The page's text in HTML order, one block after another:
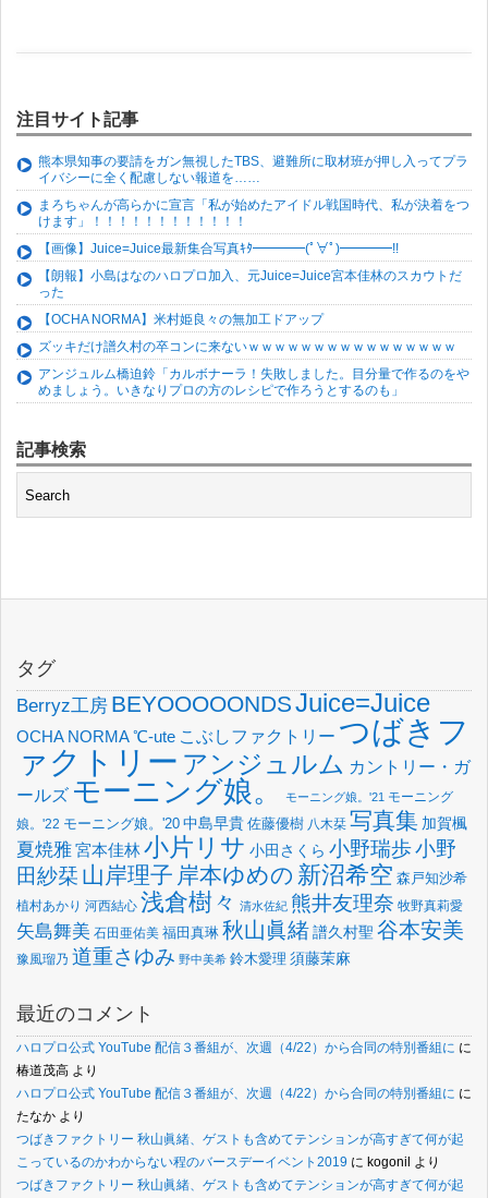
注目サイト記事
熊本県知事の要請をガン無視したTBS、避難所に取材班が押し入ってプラ
イバシーに全く配慮しない報道を……
まろちゃんが高らかに宣言「私が始めたアイドル戦国時代、私が決着をつ
けます」！！！！！！！！！！！！
【画像】Juice=Juice最新集合写真ｷﾀ━━━━(ﾟ∀ﾟ)━━━━!!
【朗報】小島はなのハロプロ加入、元Juice=Juice宮本佳林のスカウトだ
った
【OCHA NORMA】米村姫良々の無加工ドアップ
ズッキだけ譜久村の卒コンに来ないｗｗｗｗｗｗｗｗｗｗｗｗｗｗｗｗ
アンジュルム橋迫鈴「カルボナーラ！失敗しました。目分量で作るのをや
めましょう。いきなりプロの方のレシピで作ろうとするのも」
記事検索
タグ
Berryz工房 BEYOOOOONDSJuice=Juice
OCHA NORMA℃-ute こぶしファクトリー つばきフ
ァクトリー アンジュルム カントリー・ガ
ールズ モーニング娘。 モーニング娘。'21 モーニング
娘。'22 モーニング娘。'20 中島早貴 佐藤優樹 八木栞 写真集 加賀楓
夏焼雅宮本佳林小片リサ 小田さくら 小野瑞歩小野
田紗栞 山岸理子 岸本ゆめの 新沼希空 森戸知沙希
植村あかり 河西結心 浅倉樹々 清水佐紀 熊井友理奈 牧野真莉愛
矢島舞美 石田亜佑美 福田真琳 秋山眞緒譜久村聖 谷本安美
豫風瑠乃 道重さゆみ 野中美希 鈴木愛理 須藤茉麻
最近のコメント
ハロプロ公式 YouTube 配信３番組が、次週（4/22）から合同の特別番組に に
椿道茂高 より
ハロプロ公式 YouTube 配信３番組が、次週（4/22）から合同の特別番組に に
たなか より
つばきファクトリー 秋山眞緒、ゲストも含めてテンションが高すぎて何が起
こっているのかわからない程のバースデーイベント2019 に kogonil より
つばきファクトリー 秋山眞緒、ゲストも含めてテンションが高すぎて何が起